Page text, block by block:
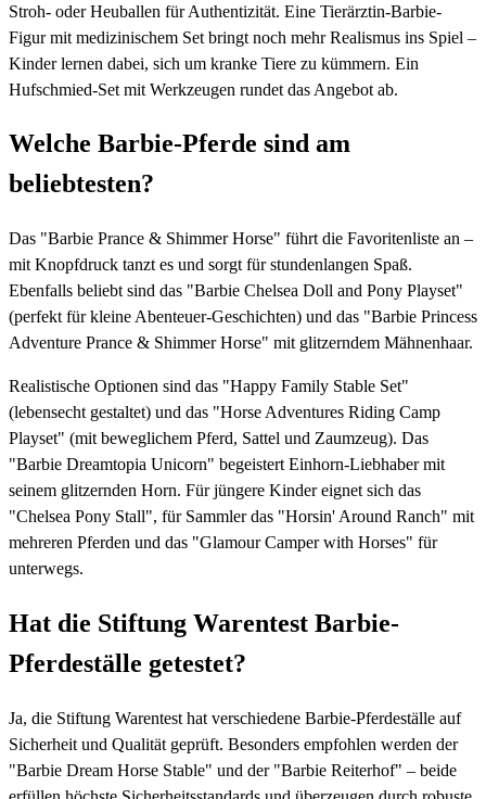
Stroh- oder Heuballen für Authentizität. Eine Tierärztin-Barbie-
Figur mit medizinischem Set bringt noch mehr Realismus ins Spiel –
Kinder lernen dabei, sich um kranke Tiere zu kümmern. Ein
Hufschmied-Set mit Werkzeugen rundet das Angebot ab.
Welche Barbie-Pferde sind am
beliebtesten?
Das "Barbie Prance & Shimmer Horse" führt die Favoritenliste an –
mit Knopfdruck tanzt es und sorgt für stundenlangen Spaß.
Ebenfalls beliebt sind das "Barbie Chelsea Doll and Pony Playset"
(perfekt für kleine Abenteuer-Geschichten) und das "Barbie Princess
Adventure Prance & Shimmer Horse" mit glitzerndem Mähnenhaar.
Realistische Optionen sind das "Happy Family Stable Set"
(lebensecht gestaltet) und das "Horse Adventures Riding Camp
Playset" (mit beweglichem Pferd, Sattel und Zaumzeug). Das
"Barbie Dreamtopia Unicorn" begeistert Einhorn-Liebhaber mit
seinem glitzernden Horn. Für jüngere Kinder eignet sich das
"Chelsea Pony Stall", für Sammler das "Horsin' Around Ranch" mit
mehreren Pferden und das "Glamour Camper with Horses" für
unterwegs.
Hat die Stiftung Warentest Barbie-
Pferdeställe getestet?
Ja, die Stiftung Warentest hat verschiedene Barbie-Pferdeställe auf
Sicherheit und Qualität geprüft. Besonders empfohlen werden der
"Barbie Dream Horse Stable" und der "Barbie Reiterhof" – beide